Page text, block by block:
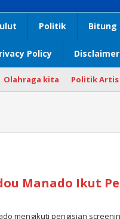
Politik Bitung
Policy Disclaimer
Olahraga kita Politik Artis
Manado Ikut
mengikuti pengisian